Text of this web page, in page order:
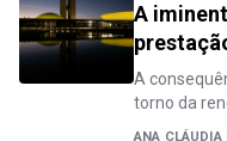
A
A
torno da
ANA CLÁUDIA